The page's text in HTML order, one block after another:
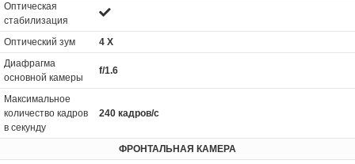
Оптическая
стабилизация
Оптический зум
4 Х
Диафрагма
основной камеры
f/1.6
Максимальное
количество кадров
в секунду
240 кадров/с
ФРОНТАЛЬНАЯ КАМЕРА